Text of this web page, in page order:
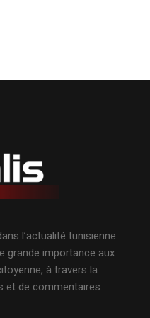
l’actualité tunisienne.
grande importance aux
à travers la
et de commentaires.